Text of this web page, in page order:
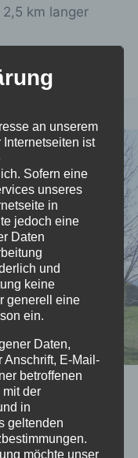
km langer
für den
an unserem
ist
Sofern eine
unseres
in
jedoch eine
Daten
und
keine
generell eine
ein.
Daten,
Anschrift, E-Mail-
betroffenen
der
in
geltenden
möchte unser